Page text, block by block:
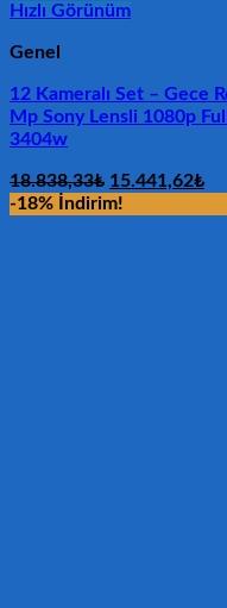
Hızlı Görünüm
Genel
12 Kameralı Set – Gece
Mp Sony Lensli 1080p
3404w
18.838,33₺ Orijinal
fiyat:
15.441,62₺Şu
-18% İndirim!